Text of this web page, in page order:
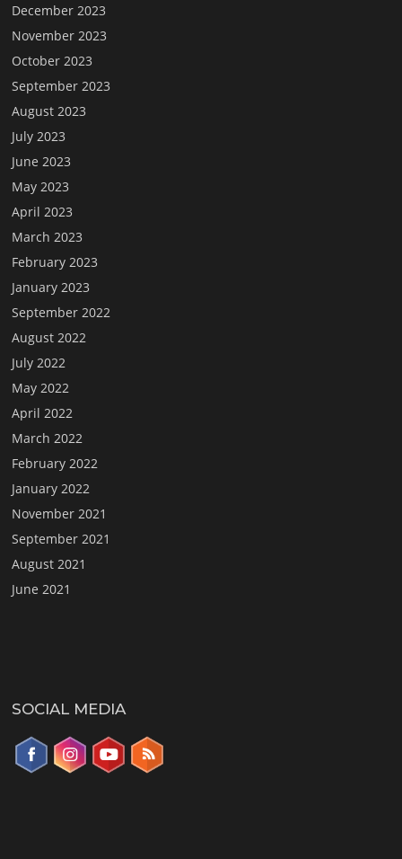
December 2023
November 2023
October 2023
September 2023
August 2023
July 2023
June 2023
May 2023
April 2023
March 2023
February 2023
January 2023
September 2022
August 2022
July 2022
May 2022
April 2022
March 2022
February 2022
January 2022
November 2021
September 2021
August 2021
June 2021
SOCIAL MEDIA